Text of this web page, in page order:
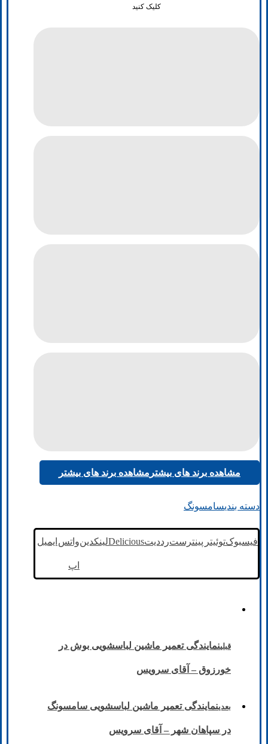
کلیک کنید
مشاهده برند های بیشتر مشاهده برند های بیشتر
دسته بندیسامسونگ
فیسبوکتوئیتر پینترسترددیتDeliciousلینکدینواتس
اپ
ایمیل
قبلینمایندگی تعمیر ماشین لباسشویی بوش در
خورزوق – آقای سرویس
بعدینمایندگی تعمیر ماشین لباسشویی سامسونگ
در سپاهان شهر – آقای سرویس